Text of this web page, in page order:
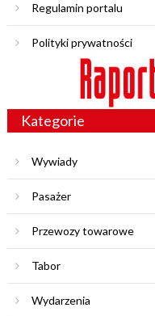
Regulamin portalu
Polityki prywatności
Kategorie
Wywiady
Pasażer
Przewozy towarowe
Tabor
Wydarzenia